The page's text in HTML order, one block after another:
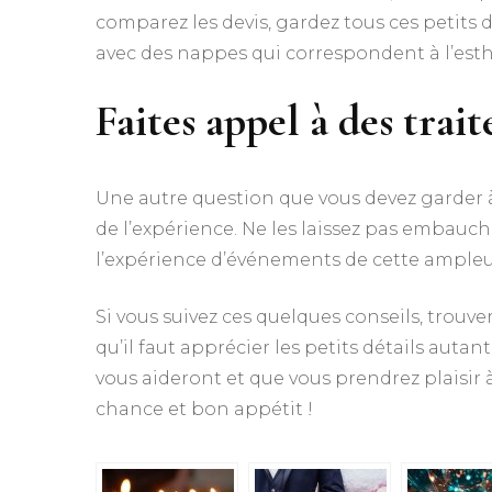
comparez les devis, gardez tous ces petits
avec des nappes qui correspondent à
Faites appel à des
Une autre question que vous devez
de l’expérience. Ne les laissez pas
l’expérience d’événements de cette
Si vous suivez ces quelques conseils,
qu’il faut apprécier les petits détails
vous aideront et que vous prendrez plaisir
chance et bon appétit !